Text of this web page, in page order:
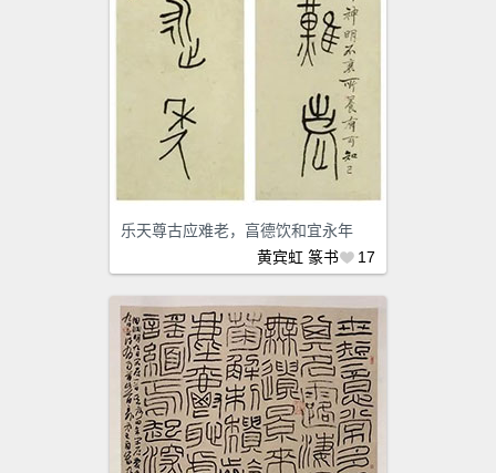
乐天尊古应难老，亯德饮和宜永年
黄宾虹 篆书 17